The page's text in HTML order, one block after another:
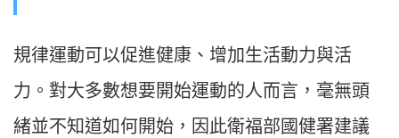
規律運動可以促進健康、增加生活動力與活
力。對大多數想要開始運動的人而言，毫無頭
緒並不知道如何開始，因此衛福部國健署建議